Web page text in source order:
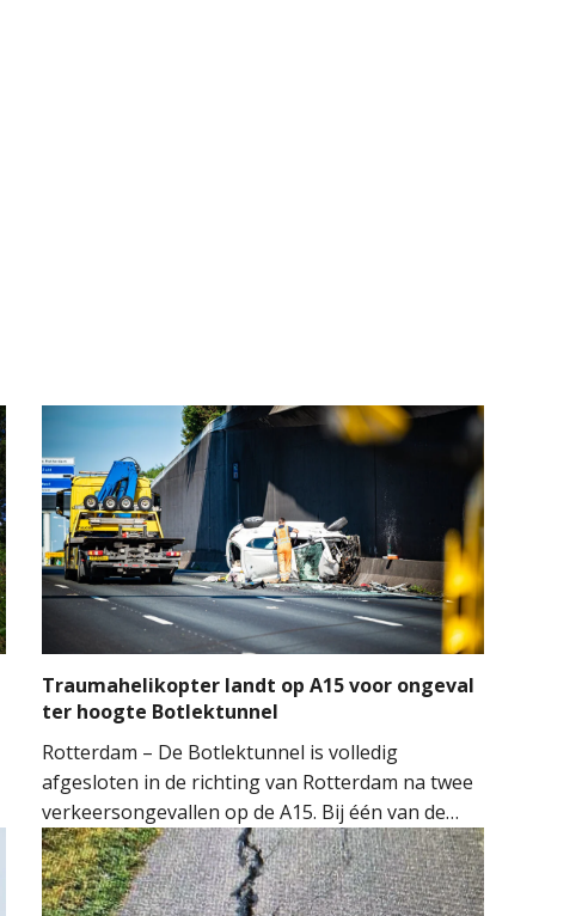
Traumahelikopter landt op A15 voor ongeval
ter hoogte Botlektunnel
Rotterdam – De Botlektunnel is volledig
afgesloten in de richting van Rotterdam na twee
verkeersongevallen op de A15. Bij één van de
ongevallen sloeg een auto over de kop.
Hulpdiensten kwamen massaal ter plaatse.
Meerdere ambulances, de brandweer en het